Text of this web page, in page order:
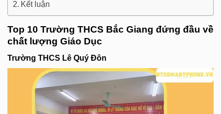
Kết luận
Top 10 Trường THCS Bắc Giang đứng đầu về
chất lượng Giáo Dục
Trường THCS Lê Quý Đôn